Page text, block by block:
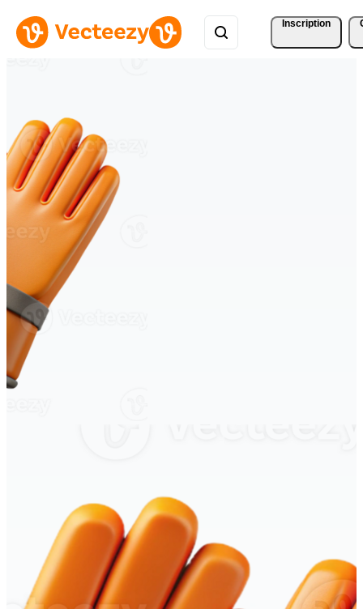
Inscription